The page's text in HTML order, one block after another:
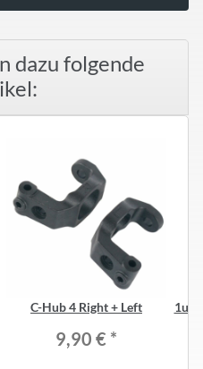
dazu folgende
C-Hub 4 Right + Left
9,90 € *
1up